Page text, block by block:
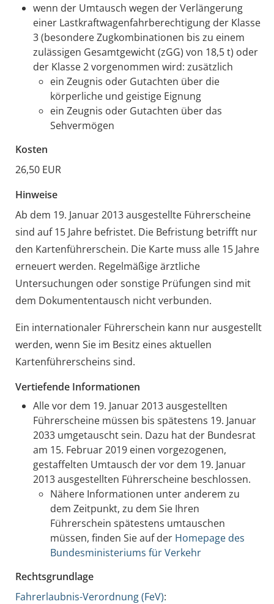
wenn der Umtausch wegen der Verlängerung
einer Lastkraftwagenfahrberechtigung der Klasse
3 (besondere Zugkombinationen bis zu einem
zulässigen Gesamtgewicht (zGG) von 18,5 t) oder
der Klasse 2 vorgenommen wird: zusätzlich
ein Zeugnis oder Gutachten über die
körperliche und geistige Eignung
ein Zeugnis oder Gutachten über das
Sehvermögen
Kosten
26,50 EUR
Hinweise
Ab dem 19. Januar 2013 ausgestellte Führerscheine
sind auf 15 Jahre befristet. Die Befristung betrifft nur
den Kartenführerschein. Die Karte muss alle 15 Jahre
erneuert werden. Regelmäßige ärztliche
Untersuchungen oder sonstige Prüfungen sind mit
dem Dokumententausch nicht verbunden.
Ein internationaler Führerschein kann nur ausgestellt
werden, wenn Sie im Besitz eines aktuellen
Kartenführerscheins sind.
Vertiefende Informationen
Alle vor dem 19. Januar 2013 ausgestellten
Führerscheine müssen bis spätestens 19. Januar
2033 umgetauscht sein. Dazu hat der Bundesrat
am 15. Februar 2019 einen vorgezogenen,
gestaffelten Umtausch der vor dem 19. Januar
2013 ausgestellten Führerscheine beschlossen.
Nähere Informationen unter anderem zu
dem Zeitpunkt, zu dem Sie Ihren
Führerschein spätestens umtauschen
müssen, finden Sie auf der Homepage des
Bundesministeriums für Verkehr
Rechtsgrundlage
Fahrerlaubnis-Verordnung (FeV):